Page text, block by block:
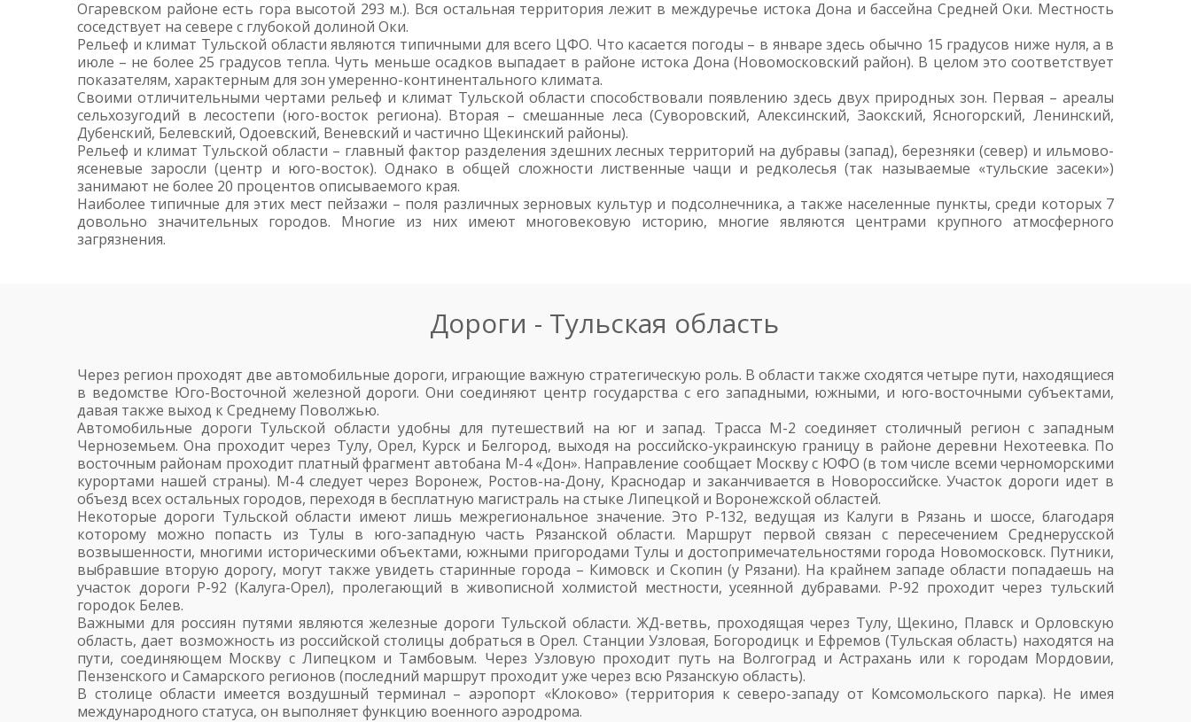
Огаревском районе есть гора высотой 293 м.). Вся остальная территория лежит в междуречье истока Дона и бассейна Средней Оки. Местность
соседствует на севере с глубокой долиной Оки.
Рельеф и климат Тульской области являются типичными для всего ЦФО. Что касается погоды – в январе здесь обычно 15 градусов ниже нуля, а в
июле – не более 25 градусов тепла. Чуть меньше осадков выпадает в районе истока Дона (Новомосковский район). В целом это соответствует
показателям, характерным для зон умеренно-континентального климата.
Своими отличительными чертами рельеф и климат Тульской области способствовали появлению здесь двух природных зон. Первая – ареалы
сельхозугодий в лесостепи (юго-восток региона). Вторая – смешанные леса (Суворовский, Алексинский, Заокский, Ясногорский, Ленинский,
Дубенский, Белевский, Одоевский, Веневский и частично Щекинский районы).
Рельеф и климат Тульской области – главный фактор разделения здешних лесных территорий на дубравы (запад), березняки (север) и ильмово-
ясеневые заросли (центр и юго-восток). Однако в общей сложности лиственные чащи и редколесья (так называемые «тульские засеки»)
занимают не более 20 процентов описываемого края.
Наиболее типичные для этих мест пейзажи – поля различных зерновых культур и подсолнечника, а также населенные пункты, среди которых 7
довольно значительных городов. Многие из них имеют многовековую историю, многие являются центрами крупного атмосферного
загрязнения.
Дороги - Тульская область
Через регион проходят две автомобильные дороги, играющие важную стратегическую роль. В области также сходятся четыре пути, находящиеся
в ведомстве Юго-Восточной железной дороги. Они соединяют центр государства с его западными, южными, и юго-восточными субъектами,
давая также выход к Среднему Поволжью.
Автомобильные дороги Тульской области удобны для путешествий на юг и запад. Трасса М-2 соединяет столичный регион с западным
Черноземьем. Она проходит через Тулу, Орел, Курск и Белгород, выходя на российско-украинскую границу в районе деревни Нехотеевка. По
восточным районам проходит платный фрагмент автобана М-4 «Дон». Направление сообщает Москву с ЮФО (в том числе всеми черноморскими
курортами нашей страны). М-4 следует через Воронеж, Ростов-на-Дону, Краснодар и заканчивается в Новороссийске. Участок дороги идет в
объезд всех остальных городов, переходя в бесплатную магистраль на стыке Липецкой и Воронежской областей.
Некоторые дороги Тульской области имеют лишь межрегиональное значение. Это Р-132, ведущая из Калуги в Рязань и шоссе, благодаря
которому можно попасть из Тулы в юго-западную часть Рязанской области. Маршрут первой связан с пересечением Среднерусской
возвышенности, многими историческими объектами, южными пригородами Тулы и достопримечательностями города Новомосковск. Путники,
выбравшие вторую дорогу, могут также увидеть старинные города – Кимовск и Скопин (у Рязани). На крайнем западе области попадаешь на
участок дороги Р-92 (Калуга-Орел), пролегающий в живописной холмистой местности, усеянной дубравами. Р-92 проходит через тульский
городок Белев.
Важными для россиян путями являются железные дороги Тульской области. ЖД-ветвь, проходящая через Тулу, Щекино, Плавск и Орловскую
область, дает возможность из российской столицы добраться в Орел. Станции Узловая, Богородицк и Ефремов (Тульская область) находятся на
пути, соединяющем Москву с Липецком и Тамбовым. Через Узловую проходит путь на Волгоград и Астрахань или к городам Мордовии,
Пензенского и Самарского регионов (последний маршрут проходит уже через всю Рязанскую область).
В столице области имеется воздушный терминал – аэропорт «Клоково» (территория к северо-западу от Комсомольского парка). Не имея
международного статуса, он выполняет функцию военного аэродрома.